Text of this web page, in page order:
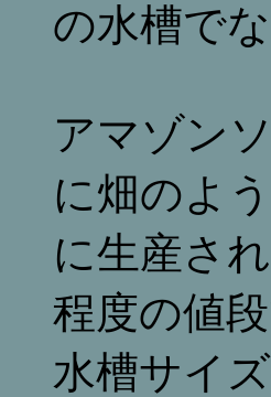
の水槽で
アマゾン
に畑のよ
に生産さ
程度の値
水槽サイ